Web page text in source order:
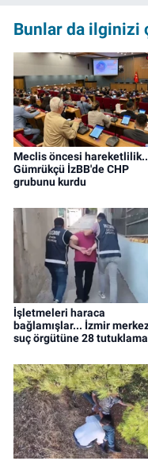
ve
Bunlar da ilginizi
Meclis öncesi
Gümrükçü İzBB'de CHP
grubunu kurdu
İşletmeleri haraca
bağlamışlar... İzmir
suç örgütüne 28 tutuklama